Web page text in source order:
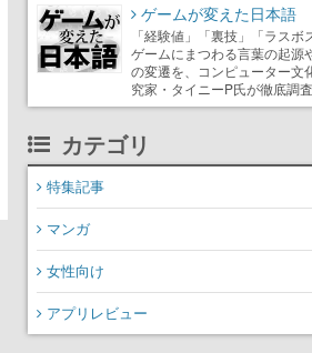
ゲームが変えた日本語
「経験値」「裏技」「ラス
ゲームにまつわる言葉の起源
の変遷を、コンピューター文
究家・タイニーP氏が徹底調査
カテゴリ
特集記事
マンガ
女性向け
アプリレビュー